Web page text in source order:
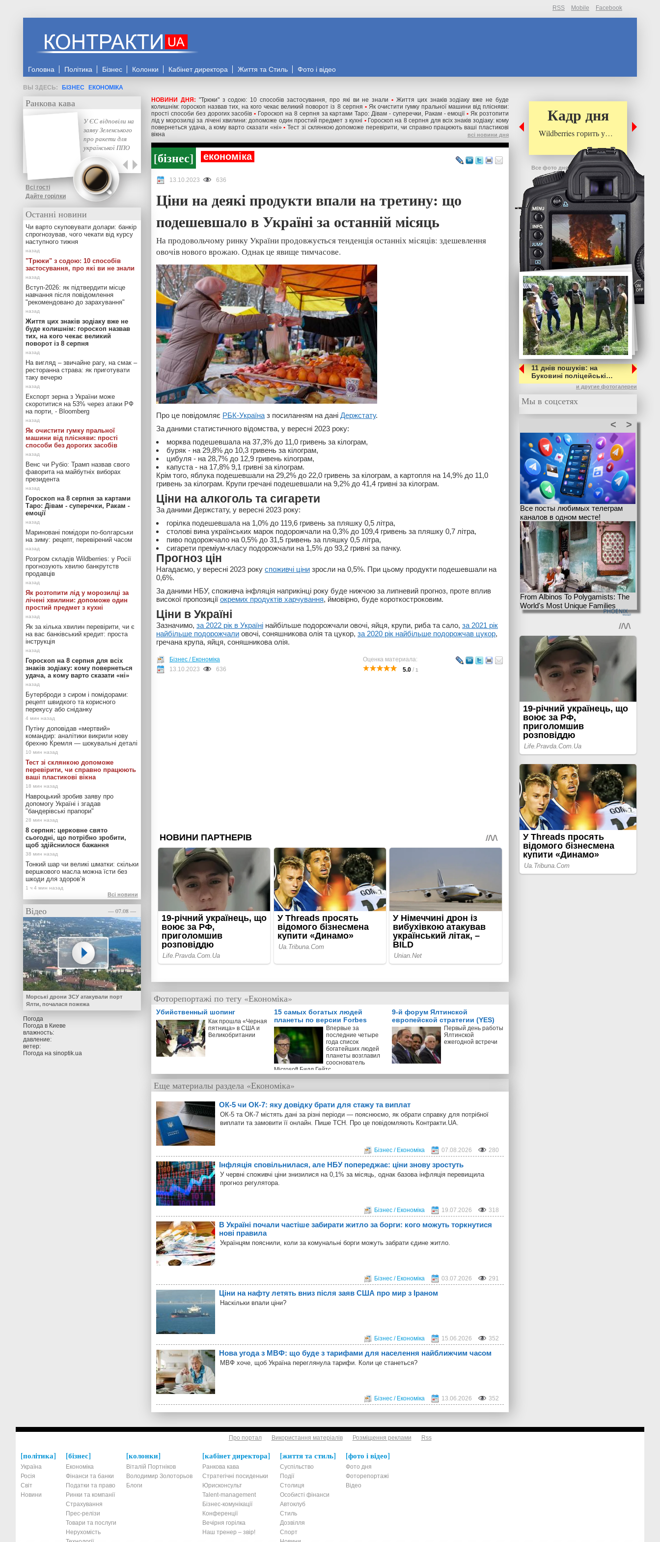
RSS Mobile Facebook
Головна Політика Бізнес Колонки Кабінет директора Життя та Стиль Фото і відео
БІЗНЕС
ЕКОНОМІКА
НОВИНИ ДНЯ: "Трюки" з содою: 10 способів застосування, про які ви не знали • Життя цих знаків зодіаку вже не буде
колишнім: гороскоп назвав тих, на кого чекає великий поворот із 8 серпня • Як очистити гумку пральної машини від плісняви:
прості способи без дорогих засобів • Гороскоп на 8 серпня за картами Таро: Дівам - суперечки, Ракам - емоції • Як розтопити
лід у морозилці за лічені хвилини: допоможе один простий предмет з кухні • Гороскоп на 8 серпня для всіх знаків зодіаку: кому
повернеться удача, а кому варто сказати «ні» • Тест зі склянкою допоможе перевірити, чи справно працюють ваші пластикові
вікна
всі новини дня
бізнес економіка
13.10.2023 636
Ціни на деякі продукти впали на третину: що
подешевшало в Україні за останній місяць
На продовольчому ринку України продовжується тенденція останніх місяців: здешевлення
овочів нового врожаю. Однак це явище тимчасове.
Про це повідомляє РБК-Україна з посиланням на дані Держстату.
За даними статистичного відомства, у вересні 2023 року:
морква подешевшала на 37,3% до 11,0 гривень за кілограм,
буряк - на 29,8% до 10,3 гривень за кілограм,
цибуля - на 28,7% до 12,9 гривень кілограм,
капуста - на 17,8% 9,1 гривні за кілограм.
Крім того, яблука подешевшали на 29,2% до 22,0 гривень за кілограм, а картопля на 14,9% до 11,0
гривень за кілограм. Крупи гречані подешевшали на 9,2% до 41,4 гривні за кілограм.
Ціни на алкоголь та сигарети
За даними Держстату, у вересні 2023 року:
горілка подешевшала на 1,0% до 119,6 гривень за пляшку 0,5 літра,
столові вина українських марок подорожчали на 0,3% до 109,4 гривень за пляшку 0,7 літра,
пиво подорожчало на 0,5% до 31,5 гривень за пляшку 0,5 літра,
сигарети преміум-класу подорожчали на 1,5% до 93,2 гривні за пачку.
Прогноз цін
Нагадаємо, у вересні 2023 року споживчі ціни зросли на 0,5%. При цьому продукти подешевшали на
0,6%.
За даними НБУ, споживча інфляція наприкінці року буде нижчою за липневий прогноз, проте вплив
високої пропозиції окремих продуктів харчування, ймовірно, буде короткостроковим.
Ціни в Україні
Зазначимо, за 2022 рік в Україні найбільше подорожчали овочі, яйця, крупи, риба та сало, за 2021 рік
найбільше подорожчали овочі, соняшникова олія та цукор, за 2020 рік найбільше подорожчав цукор,
гречана крупа, яйця, соняшникова олія.
Оценка материала:
5.0 / 1
Бізнес / Економіка
13.10.2023
636
Фоторепортажі по тегу «Економіка»
Убийственный шопинг
Как прошла «Черная
пятница» в США и
Великобритании
15 самых богатых людей
планеты по версии Forbes
Впервые за
последние четыре
года список
богатейших людей
планеты возглавил
сооснователь
Microsoft Билл Гейтс
9-й форум Ялтинской
европейской стратегии (YES)
Первый день работы
Ялтинской
ежегодной встречи
Еще материалы раздела «Економіка»
ОК-5 чи ОК-7: яку довідку брати для стажу та виплат
ОК-5 та ОК-7 містять дані за різні періоди — пояснюємо, як обрати справку для потрібної
виплати та замовити її онлайн. Пише ТСН. Про це повідомляють Контракти.UA.
Бізнес / Економіка 07.08.2026 280
Інфляція сповільнилася, але НБУ попереджає: ціни знову зростуть
У червні споживчі ціни знизилися на 0,1% за місяць, однак базова інфляція перевищила
прогноз регулятора.
Бізнес / Економіка 19.07.2026 318
В Україні почали частіше забирати житло за борги: кого можуть торкнутися
нові правила
Українцям пояснили, коли за комунальні борги можуть забрати єдине житло.
Бізнес / Економіка 03.07.2026 291
Ціни на нафту летять вниз після заяв США про мир з Іраном
Наскільки впали ціни?
Бізнес / Економіка 15.06.2026 352
Нова угода з МВФ: що буде з тарифами для населення найближчим часом
МВФ хоче, щоб Україна переглянула тарифи. Коли це станеться?
Бізнес / Економіка 13.06.2026 352
Ранкова кава
У ЄС відповіли на
заяву Зеленського
про ракети для
української ППО
Всі гості
Дайте горілки
Останні новини
Чи варто скуповувати долари: банкір
спрогнозував, чого чекати від курсу
наступного тижня
"Трюки" з содою: 10 способів
застосування, про які ви не знали
Вступ-2026: як підтвердити місце
навчання після повідомлення
"рекомендовано до зарахування"
Життя цих знаків зодіаку вже не
буде колишнім: гороскоп назвав
тих, на кого чекає великий
поворот із 8 серпня
На вигляд – звичайне рагу, на смак –
ресторанна страва: як приготувати
таку вечерю
Експорт зерна з України може
скоротитися на 53% через атаки РФ
на порти, - Bloomberg
Як очистити гумку пральної
машини від плісняви: прості
способи без дорогих засобів
Венс чи Рубіо: Трамп назвав свого
фаворита на майбутніх виборах
президента
Гороскоп на 8 серпня за картами
Таро: Дівам - суперечки, Ракам -
емоції
Мариновані помідори по-болгарськи
на зиму: рецепт, перевірений часом
Розгром складів Wildberries: у Росії
прогнозують хвилю банкрутств
продавців
Як розтопити лід у морозилці за
лічені хвилини: допоможе один
простий предмет з кухні
Як за кілька хвилин перевірити, чи є
на вас банківський кредит: проста
інструкція
Гороскоп на 8 серпня для всіх
знаків зодіаку: кому повернеться
удача, а кому варто сказати «ні»
Бутерброди з сиром і помідорами:
рецепт швидкого та корисного
перекусу або сніданку
Путіну доповідав «мертвий»
командир: аналітики викрили нову
брехню Кремля — шокувальні деталі
Тест зі склянкою допоможе
перевірити, чи справно працюють
ваші пластикові вікна
Навроцький зробив заяву про
допомогу Україні і згадав
"бандерівські прапори"
8 серпня: церковне свято
сьогодні, що потрібно зробити,
щоб здійснилося бажання
Тонкий шар чи великі шматки: скільки
вершкового масла можна їсти без
шкоди для здоров’я
Всі новини
Відео — 07.08 —
Морські дрони ЗСУ атакували порт
Ялти, почалася пожежа
Погода
Погода в Киеве
влажность:
давление:
ветер:
Погода на sinoptik.ua
Кадр дня
Wildberries горить у…
Все фото дня
11 днів пошуків: на
Буковині поліцейські…
и другие фотогалереи
Мы в соцсетях
>
<
Все посты любимых телеграм
каналов в одном месте!
From Albinos To Polygamists: The
World's Most Unique Families
Про портал Використання матеріалів Розміщення реклами Rss
політика
Україна
Росія
Світ
Новини
бізнес
Економіка
Фінанси та банки
Податки та право
Ринки та компанії
Страхування
Прес-релізи
Товари та послуги
Нерухомість
колонки
Віталій Портніков
Володимир Золоторьов
Блоги
кабінет директора
Ранкова кава
Стратегічні посиденьки
Юрисконсульт
Talent-management
Бізнес-комунікації
Конференції
Вечірня горілка
Наш тренер – звір!
життя та стиль
Суспільство
Події
Столиця
Особисті фінанси
Автоклуб
Стиль
Дозвілля
Спорт
фото і відео
Фото дня
Фоторепортажі
Відео